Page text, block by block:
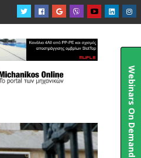

Webinars On Demand